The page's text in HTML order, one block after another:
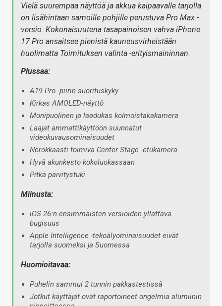
Vielä suurempaa näyttöä ja akkua kaipaavalle tarjolla
on lisähintaan samoille pohjille perustuva Pro Max -
versio. Kokonaisuutena tasapainoisen vahva iPhone
17 Pro ansaitsee pienistä kauneusvirheistään
huolimatta Toimituksen valinta -erityismaininnan.
Plussaa:
A19 Pro -piirin suorituskyky
Kirkas AMOLED-näyttö
Monipuolinen ja laadukas kolmoistakakamera
Laajat ammattikäyttöön suunnatut
videokuvausominaisuudet
Nerokkaasti toimiva Center Stage -etukamera
Hyvä akunkesto kokoluokassaan
Pitkä päivitystuki
Miinusta:
iOS 26:n ensimmäisten versioiden yllättävä
bugisuus
Apple Intelligence -tekoälyominaisuudet eivät
tarjolla suomeksi ja Suomessa
Huomioitavaa:
Puhelin sammui 2 tunnin pakkastestissä
Jotkut käyttäjät ovat raportoineet ongelmia alumiinin